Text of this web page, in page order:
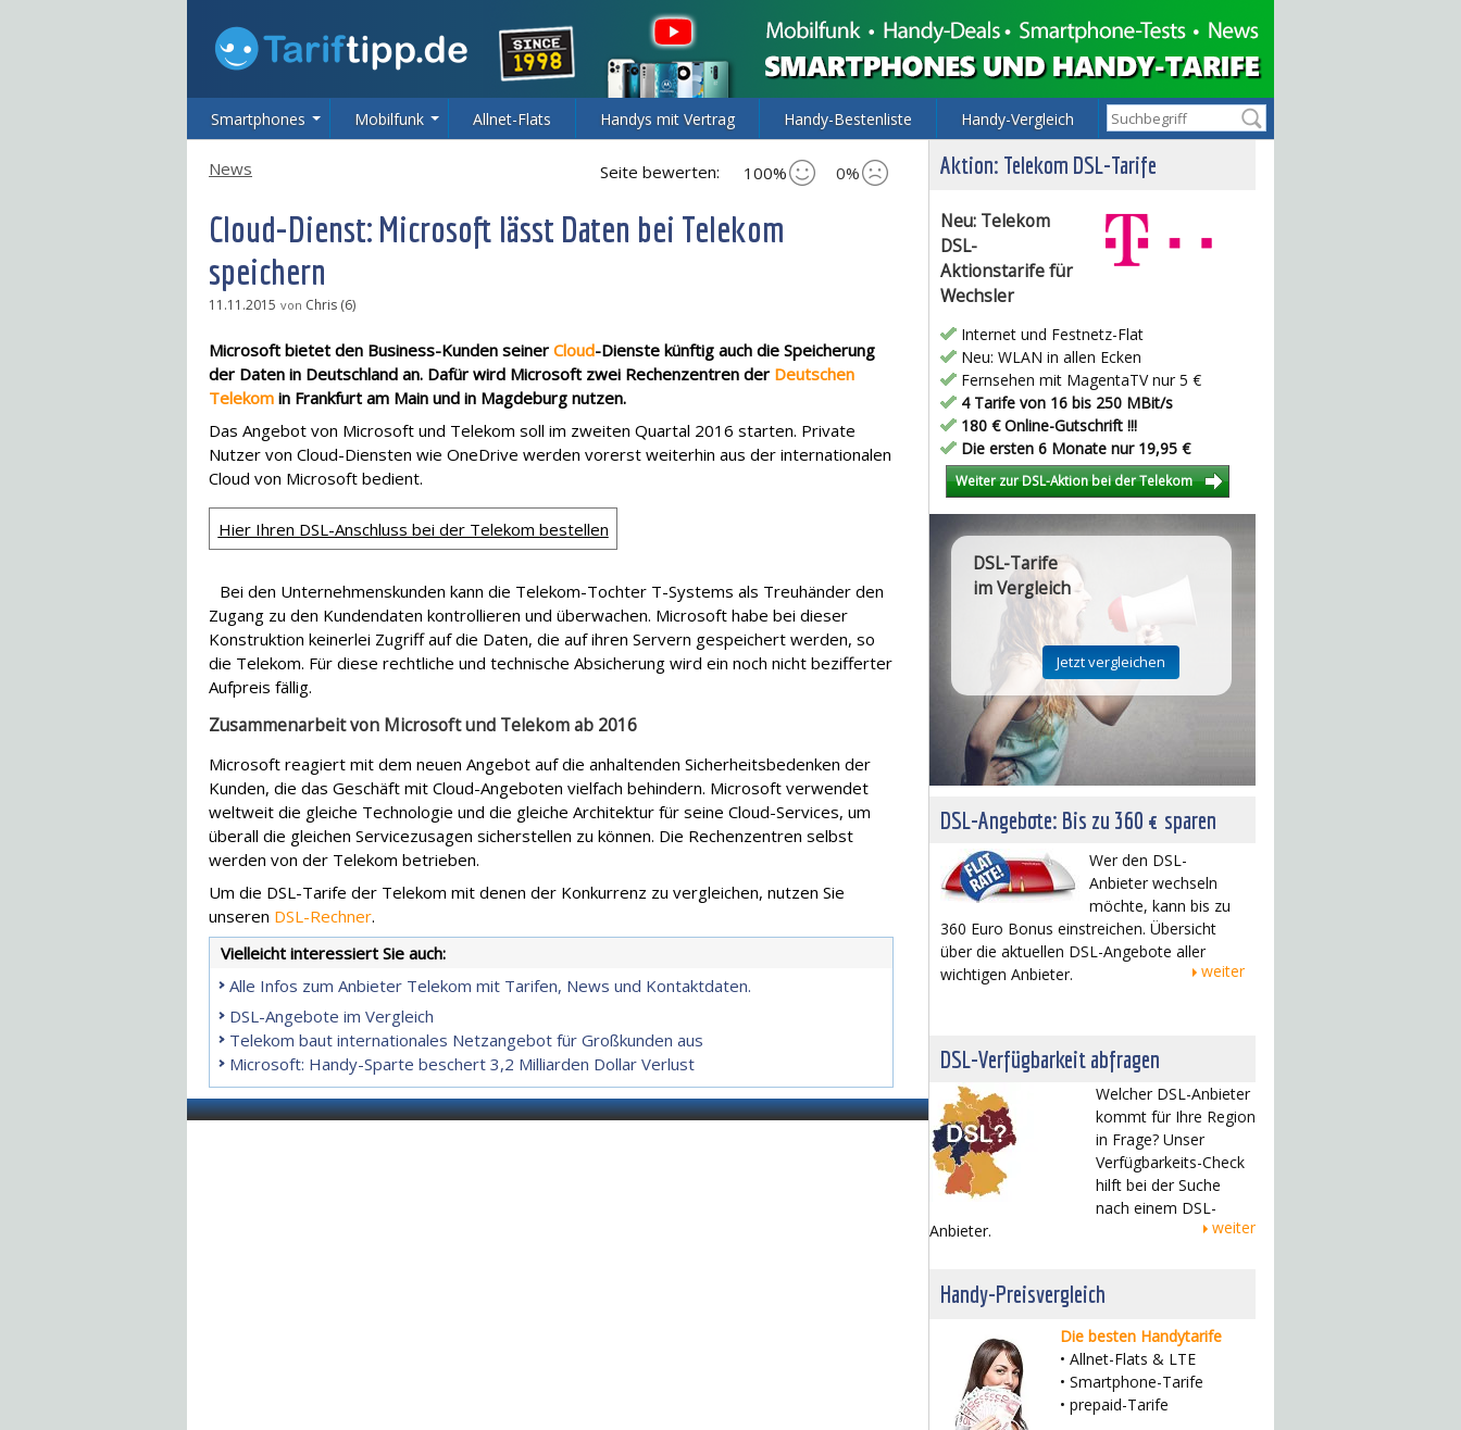
Smartphones Mobilfunk Allnet-Flats Handys mit Vertrag Handy-Bestenliste Handy-Vergleich
Seite bewerten: 100% 0%
News
Cloud-Dienst: Microsoft lässt Daten bei Telekom
speichern
11.11.2015 von Chris (6)
Microsoft bietet den Business-Kunden seiner Cloud-Dienste künftig auch die Speicherung
der Daten in Deutschland an. Dafür wird Microsoft zwei Rechenzentren der Deutschen
Telekom in Frankfurt am Main und in Magdeburg nutzen.
Das Angebot von Microsoft und Telekom soll im zweiten Quartal 2016 starten. Private
Nutzer von Cloud-Diensten wie OneDrive werden vorerst weiterhin aus der internationalen
Cloud von Microsoft bedient.
Hier Ihren DSL-Anschluss bei der Telekom bestellen
Bei den Unternehmenskunden kann die Telekom-Tochter T-Systems als Treuhänder den
Zugang zu den Kundendaten kontrollieren und überwachen. Microsoft habe bei dieser
Konstruktion keinerlei Zugriff auf die Daten, die auf ihren Servern gespeichert werden, so
die Telekom. Für diese rechtliche und technische Absicherung wird ein noch nicht bezifferter
Aufpreis fällig.
Zusammenarbeit von Microsoft und Telekom ab 2016
Microsoft reagiert mit dem neuen Angebot auf die anhaltenden Sicherheitsbedenken der
Kunden, die das Geschäft mit Cloud-Angeboten vielfach behindern. Microsoft verwendet
weltweit die gleiche Technologie und die gleiche Architektur für seine Cloud-Services, um
überall die gleichen Servicezusagen sicherstellen zu können. Die Rechenzentren selbst
werden von der Telekom betrieben.
Um die DSL-Tarife der Telekom mit denen der Konkurrenz zu vergleichen, nutzen Sie
unseren DSL-Rechner.
Vielleicht interessiert Sie auch:
Alle Infos zum Anbieter Telekom mit Tarifen, News und Kontaktdaten.
DSL-Angebote im Vergleich
Telekom baut internationales Netzangebot für Großkunden aus
Microsoft: Handy-Sparte beschert 3,2 Milliarden Dollar Verlust
Aktion: Telekom DSL-Tarife
Neu: Telekom
DSL-
Aktionstarife für
Wechsler
Internet und Festnetz-Flat
Neu: WLAN in allen Ecken
Fernsehen mit MagentaTV nur 5 €
4 Tarife von 16 bis 250 MBit/s
180 € Online-Gutschrift !!!
Die ersten 6 Monate nur 19,95 €
Weiter zur DSL-Aktion bei der Telekom
DSL-Tarife
im Vergleich
DSL-Angebote: Bis zu 360 € sparen
Wer den DSL-
Anbieter wechseln
möchte, kann bis zu
360 Euro Bonus einstreichen. Übersicht
über die aktuellen DSL-Angebote aller
wichtigen Anbieter.
weiter
DSL-Verfügbarkeit abfragen
Welcher DSL-Anbieter
kommt für Ihre Region
in Frage? Unser
Verfügbarkeits-Check
hilft bei der Suche
nach einem DSL-
Anbieter.
weiter
Handy-Preisvergleich
Die besten Handytarife
• Allnet-Flats & LTE
• Smartphone-Tarife
• prepaid-Tarife